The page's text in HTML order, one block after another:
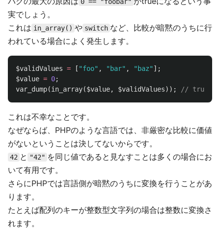
実でしょう。
これは in_array() や switch など、比較が暗黙のうちに行
われている場合によく発生します。
$validValues = [ "foo" , "bar" , "baz" ];
$value = 0;
var_dump(in_array($value, $validValues)); // true ←
これは不幸なことです。
なぜならば、PHPのような言語では、非厳密な比較に価値
がないということは決してないからです。
42 と "42" を同じ値であると見なすことは多くの場合にお
いて有用です。
さらにPHPでは言語側が暗黙のうちに変換を行うことがあ
ります。
たとえば配列のキーが整数型文字列の場合は整数に変換さ
れます。